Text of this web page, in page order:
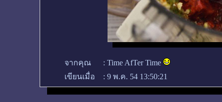
จากคุณ : Time AfTer Time
เขียนเมื่อ
: 9 พ.ค. 54 13:50:21